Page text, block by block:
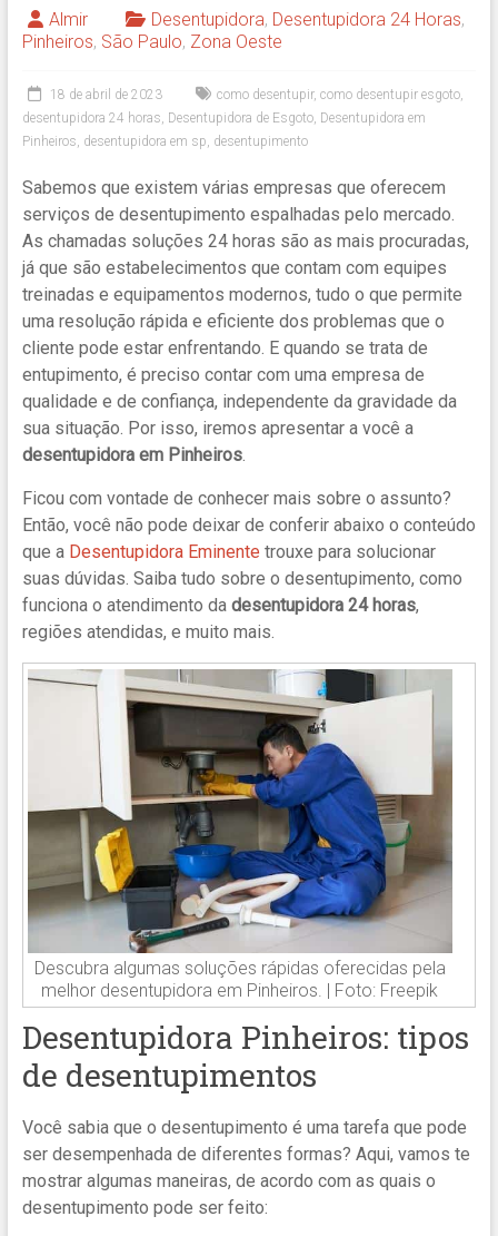
Almir Desentupidora, Desentupidora 24 Horas,
Pinheiros, São Paulo, Zona Oeste
18 de abril de 2023 como desentupir, como desentupir esgoto,
desentupidora 24 horas, Desentupidora de Esgoto, Desentupidora em
Pinheiros, desentupidora em sp, desentupimento
Sabemos que existem várias empresas que oferecem
serviços de desentupimento espalhadas pelo mercado.
As chamadas soluções 24 horas são as mais procuradas,
já que são estabelecimentos que contam com equipes
treinadas e equipamentos modernos, tudo o que permite
uma resolução rápida e eficiente dos problemas que o
cliente pode estar enfrentando. E quando se trata de
entupimento, é preciso contar com uma empresa de
qualidade e de confiança, independente da gravidade da
sua situação. Por isso, iremos apresentar a você a
desentupidora em Pinheiros.
Ficou com vontade de conhecer mais sobre o assunto?
Então, você não pode deixar de conferir abaixo o conteúdo
que a Desentupidora Eminente trouxe para solucionar
suas dúvidas. Saiba tudo sobre o desentupimento, como
funciona o atendimento da desentupidora 24 horas,
regiões atendidas, e muito mais.
Descubra algumas soluções rápidas oferecidas pela
melhor desentupidora em Pinheiros. | Foto: Freepik
Desentupidora Pinheiros: tipos
de desentupimentos
Você sabia que o desentupimento é uma tarefa que pode
ser desempenhada de diferentes formas? Aqui, vamos te
mostrar algumas maneiras, de acordo com as quais o
desentupimento pode ser feito: